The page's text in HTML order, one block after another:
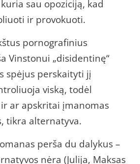
sau opoziciją, kad
ir provokuoti.
pornografinius
Vinstonui „disidentinę“
spėjus perskaityti jį
viską, todėl
ar apskritai įmanomas
tikra alternatyva.
perša du dalykus –
nėra (Julija, Maksas